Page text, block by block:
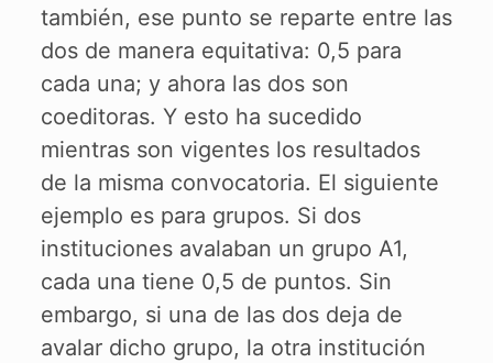
también, ese punto se reparte entre las
dos de manera equitativa: 0,5 para
cada una; y ahora las dos son
coeditoras. Y esto ha sucedido
mientras son vigentes los resultados
de la misma convocatoria. El siguiente
ejemplo es para grupos. Si dos
instituciones avalaban un grupo A1,
cada una tiene 0,5 de puntos. Sin
embargo, si una de las dos deja de
avalar dicho grupo, la otra institución